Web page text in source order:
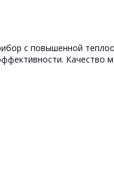
с повышенной
Качество